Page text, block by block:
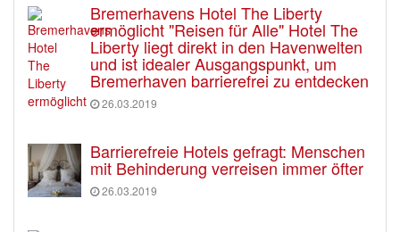
Bremerhavens Hotel The Liberty
ermöglicht "Reisen für Alle" Hotel The
Liberty liegt direkt in den Havenwelten
und ist idealer Ausgangspunkt, um
Bremerhaven barrierefrei zu entdecken
26.03.2019
Barrierefreie Hotels gefragt: Menschen
mit Behinderung verreisen immer öfter
26.03.2019